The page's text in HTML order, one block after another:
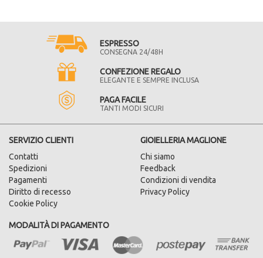
ESPRESSO
CONSEGNA 24/48H
CONFEZIONE REGALO
ELEGANTE E SEMPRE INCLUSA
PAGA FACILE
TANTI MODI SICURI
SERVIZIO CLIENTI
Contatti
Spedizioni
Pagamenti
Diritto di recesso
Cookie Policy
GIOIELLERIA MAGLIONE
Chi siamo
Feedback
Condizioni di vendita
Privacy Policy
MODALITÀ DI PAGAMENTO